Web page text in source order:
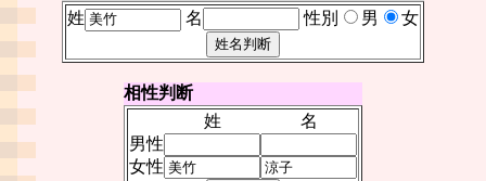
姓
名 性別 男 女
相性判断
姓
名
男性
女性